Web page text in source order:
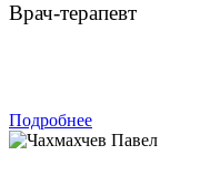
Врач-терапевт
Подробнее